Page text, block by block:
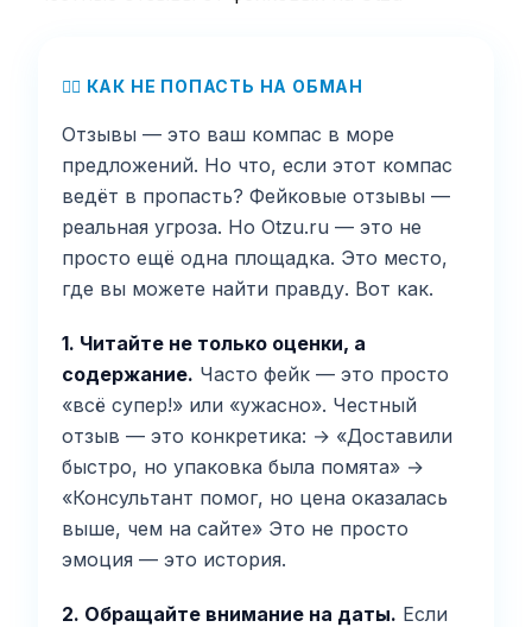
🕵️‍♂️ КАК НЕ ПОПАСТЬ НА ОБМАН
Отзывы — это ваш компас в море
предложений. Но что, если этот компас
ведёт в пропасть? Фейковые отзывы —
реальная угроза. Но Otzu.ru — это не
просто ещё одна площадка. Это место,
где вы можете найти правду. Вот как.
1. Читайте не только оценки, а
содержание. Часто фейк — это просто
«всё супер!» или «ужасно». Честный
отзыв — это конкретика: → «Доставили
быстро, но упаковка была помята» →
«Консультант помог, но цена оказалась
выше, чем на сайте» Это не просто
эмоция — это история.
2. Обращайте внимание на даты. Если